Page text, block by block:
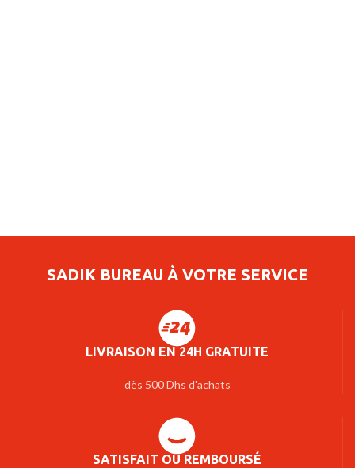
SADIK BUREAU À VOTRE SERVICE
LIVRAISON EN 24H GRATUITE
dès 500 Dhs d'achats
SATISFAIT OU REMBOURSÉ